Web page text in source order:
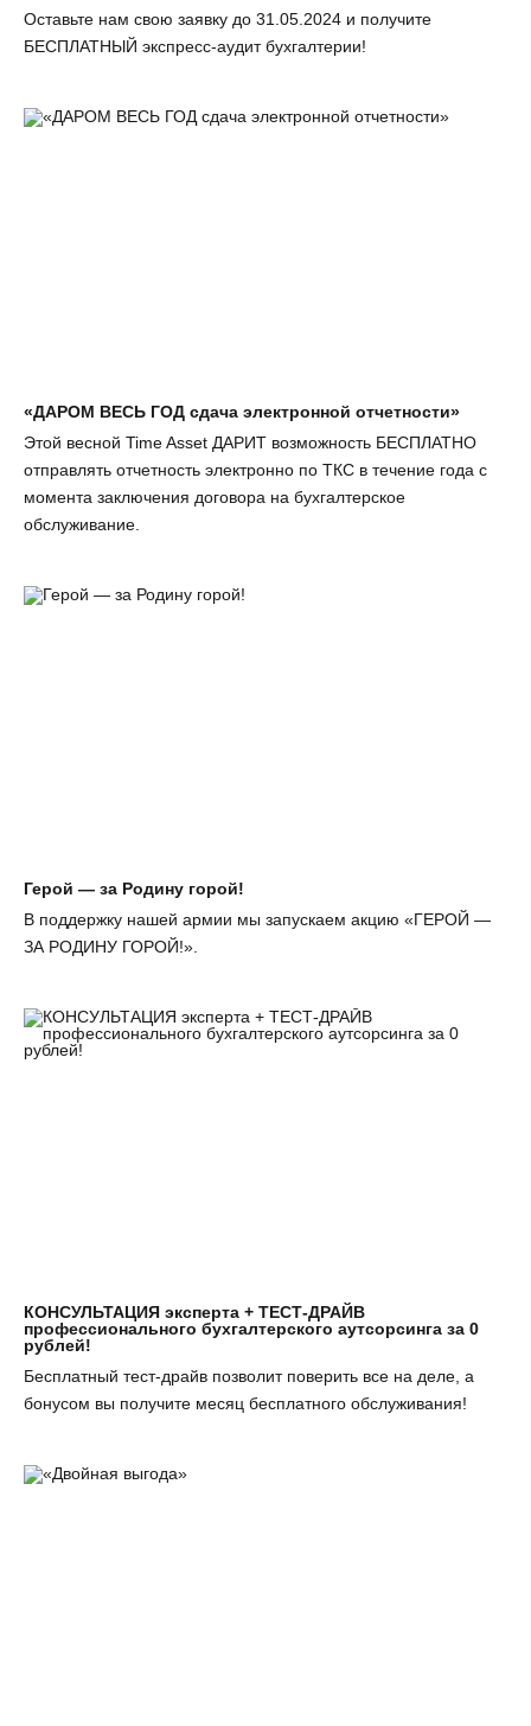
Оставьте нам свою заявку до 31.05.2024 и получите
БЕСПЛАТНЫЙ экспресс-аудит бухгалтерии!
«ДАРОМ ВЕСЬ ГОД сдача электронной отчетности»
Этой весной Time Asset ДАРИТ возможность БЕСПЛАТНО
отправлять отчетность электронно по ТКС в течение года с
момента заключения договора на бухгалтерское
обслуживание.
Герой — за Родину горой!
В поддержку нашей армии мы запускаем акцию «ГЕРОЙ —
ЗА РОДИНУ ГОРОЙ!».
КОНСУЛЬТАЦИЯ эксперта + ТЕСТ-ДРАЙВ
профессионального бухгалтерского аутсорсинга за 0
рублей!
Бесплатный тест-драйв позволит поверить все на деле, а
бонусом вы получите месяц бесплатного обслуживания!